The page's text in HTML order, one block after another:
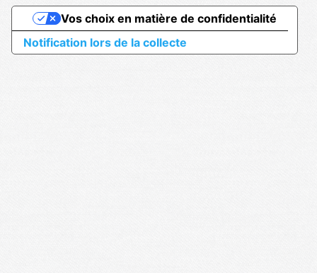
Notification lors de la collecte
Vos choix en matière de confidentialité